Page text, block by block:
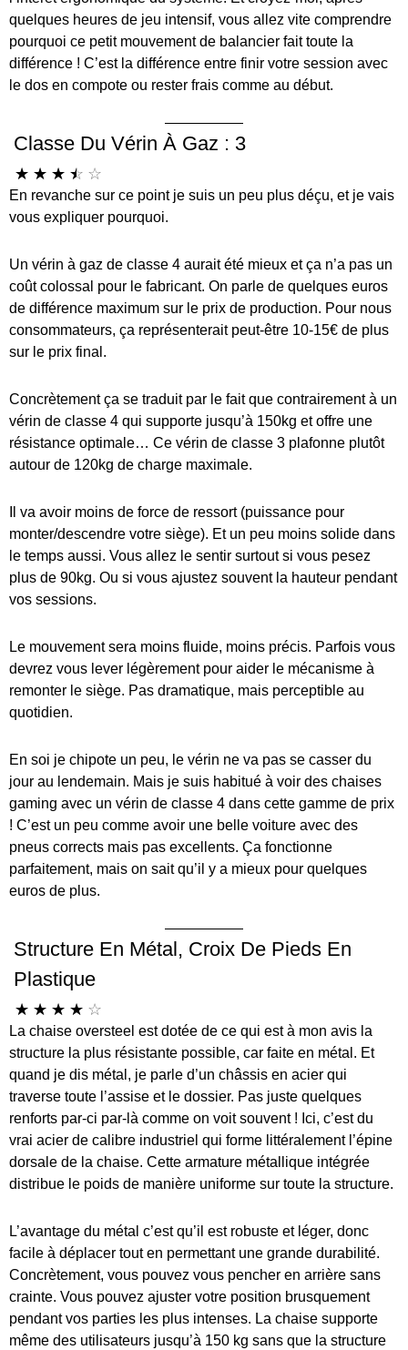
quelques heures de jeu intensif, vous allez vite comprendre
pourquoi ce petit mouvement de balancier fait toute la
différence ! C’est la différence entre finir votre session avec
le dos en compote ou rester frais comme au début.
Classe Du Vérin À Gaz : 3
☆ ☆ ☆ ☆ ☆
En revanche sur ce point je suis un peu plus déçu, et je vais
vous expliquer pourquoi.
Un vérin à gaz de classe 4 aurait été mieux et ça n’a pas un
coût colossal pour le fabricant. On parle de quelques euros
de différence maximum sur le prix de production. Pour nous
consommateurs, ça représenterait peut-être 10-15€ de plus
sur le prix final.
Concrètement ça se traduit par le fait que contrairement à un
vérin de classe 4 qui supporte jusqu’à 150kg et offre une
résistance optimale… Ce vérin de classe 3 plafonne plutôt
autour de 120kg de charge maximale.
Il va avoir moins de force de ressort (puissance pour
monter/descendre votre siège). Et un peu moins solide dans
le temps aussi. Vous allez le sentir surtout si vous pesez
plus de 90kg. Ou si vous ajustez souvent la hauteur pendant
vos sessions.
Le mouvement sera moins fluide, moins précis. Parfois vous
devrez vous lever légèrement pour aider le mécanisme à
remonter le siège. Pas dramatique, mais perceptible au
quotidien.
En soi je chipote un peu, le vérin ne va pas se casser du
jour au lendemain. Mais je suis habitué à voir des chaises
gaming avec un vérin de classe 4 dans cette gamme de prix
! C’est un peu comme avoir une belle voiture avec des
pneus corrects mais pas excellents. Ça fonctionne
parfaitement, mais on sait qu’il y a mieux pour quelques
euros de plus.
Structure En Métal, Croix De Pieds En
Plastique
☆ ☆ ☆ ☆ ☆
La chaise oversteel est dotée de ce qui est à mon avis la
structure la plus résistante possible, car faite en métal. Et
quand je dis métal, je parle d’un châssis en acier qui
traverse toute l’assise et le dossier. Pas juste quelques
renforts par-ci par-là comme on voit souvent ! Ici, c’est du
vrai acier de calibre industriel qui forme littéralement l’épine
dorsale de la chaise. Cette armature métallique intégrée
distribue le poids de manière uniforme sur toute la structure.
L’avantage du métal c’est qu’il est robuste et léger, donc
facile à déplacer tout en permettant une grande durabilité.
Concrètement, vous pouvez vous pencher en arrière sans
crainte. Vous pouvez ajuster votre position brusquement
pendant vos parties les plus intenses. La chaise supporte
même des utilisateurs jusqu’à 150 kg sans que la structure